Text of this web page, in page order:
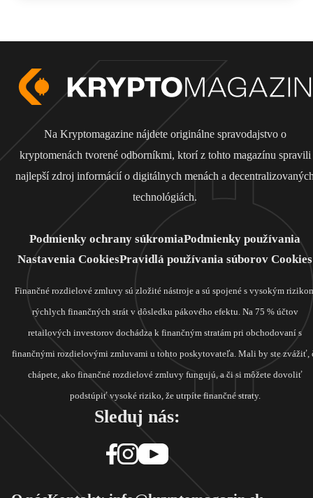
Na Kryptomagazine nájdete originálne spravodajstvo o
kryptomenách tvorené odborníkmi, ktorí z tohto magazínu spravili
najlepší zdroj informácií o digitálnych menách a
technológiách.
Podmienky ochrany súkromiaPodmienky používania
Nastavenia CookiesPravidlá používania súborov Cookies
Finančné rozdielové zmluvy sú zložité nástroje a sú spojené s vysokým
rýchlych finančných strát v dôsledku pákového efektu. Na 75 % účtov
retailových investorov dochádza k finančným stratám pri obchodovaní s
finančnými rozdielovými zmluvami u tohto poskytovateľa. Mali by ste zvážiť,
chápete, ako finančné rozdielové zmluvy fungujú, a či si môžete dovoliť
podstúpiť vysoké riziko, že utrpíte finančné straty.
Sleduj nás: